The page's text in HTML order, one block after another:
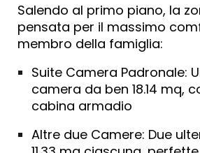
Salendo al primo piano, la
pensata per il massimo
membro della famiglia:
Suite Camera Padronale:
camera da ben 18.14 mq,
cabina armadio
Altre due Camere: Due